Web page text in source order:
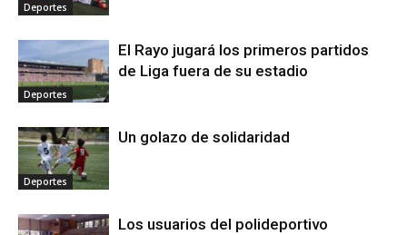
Deportes
Deportes
El Rayo jugará los primeros partidos
de Liga fuera de su estadio
Deportes
Un golazo de solidaridad
Los usuarios del polideportivo